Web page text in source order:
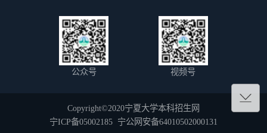
公众号 视频号
Copyright©2020宁夏大学本科招生网
宁ICP备05002185 宁公网安备64010502000131